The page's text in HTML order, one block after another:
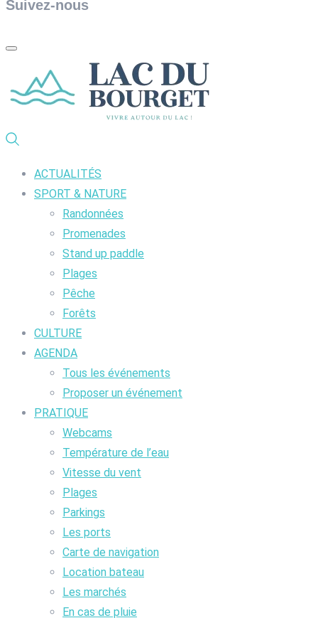
Suivez-nous
ACTUALITÉS
SPORT & NATURE
Randonnées
Promenades
Stand up paddle
Plages
Pêche
Forêts
CULTURE
AGENDA
Tous les événements
Proposer un événement
PRATIQUE
Webcams
Température de l’eau
Vitesse du vent
Plages
Parkings
Les ports
Carte de navigation
Location bateau
Les marchés
En cas de pluie